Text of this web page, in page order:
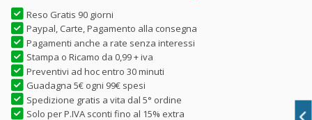
Reso Gratis 90 giorni
Paypal, Carte, Pagamento alla consegna
Pagamenti anche a rate senza interessi
Stampa o Ricamo da 0,99 + iva
Preventivi ad hoc entro 30 minuti
Guadagna 5€ ogni 99€ spesi
Spedizione gratis a vita dal 5° ordine
Solo per P.IVA sconti fino al 15% extra